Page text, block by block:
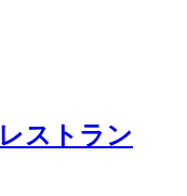
ストラン